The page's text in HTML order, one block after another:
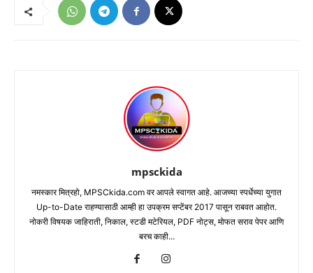
mpsckida
नमस्कार मित्रहो, MPSCkida.com वर आपले स्वागत आहे. आजच्या स्पर्धेच्या युगात
Up-to-Date राहण्यासाठी आम्ही हा उपक्रम सप्टेंबर 2017 पासून राबवत आहोत.
नोकरी विषयक जाहिराती, निकाल, स्टडी मटेरियल, PDF नोट्स, मोफत सराव पेपर आणि
बरच काही...